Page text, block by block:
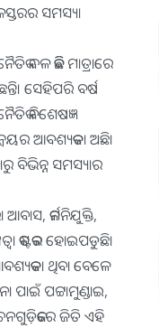
ସମସ୍ୟା
ଦଳ କିଛି ମାତ୍ରାରେ
ସେହିପରି ବର୍ଷ
ବିଶେଷଜ୍ଞ
ଆବଶ୍ୟକତା ଅଛି।
ବିଭିନ୍ନ ସମସ୍ୟାର
କର୍ମନିଯୁକ୍ତି,
କଷ୍ଟକର ହୋଇପଡୁଛି।
ଥିବା ବେଳେ
ପାଇଁ ପଟ୍ଟାମୁଣ୍ଡାଇ,
ଜିତି ଏହି